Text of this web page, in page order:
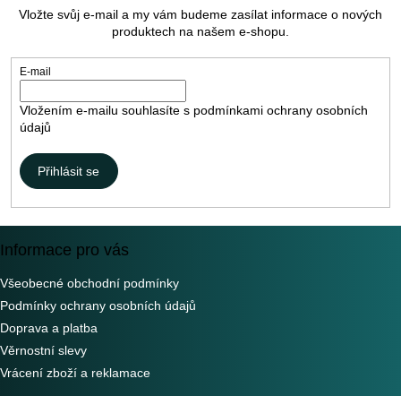
Vložte svůj e-mail a my vám budeme zasílat informace o nových
produktech na našem e-shopu.
E-mail
Vložením e-mailu souhlasíte s podmínkami ochrany osobních
údajů
Přihlásit se
Informace pro vás
Všeobecné obchodní podmínky
Podmínky ochrany osobních údajů
Doprava a platba
Věrnostní slevy
Vrácení zboží a reklamace